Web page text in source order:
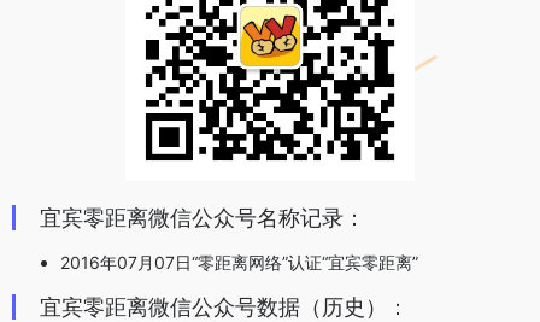
宜宾零距离微信公众号名称记录：
2016年07月07日“零距离网络”认证“宜宾零距离”
宜宾零距离微信公众号数据（历史）：